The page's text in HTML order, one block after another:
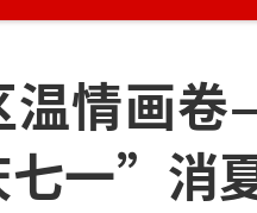
温情画
一”消